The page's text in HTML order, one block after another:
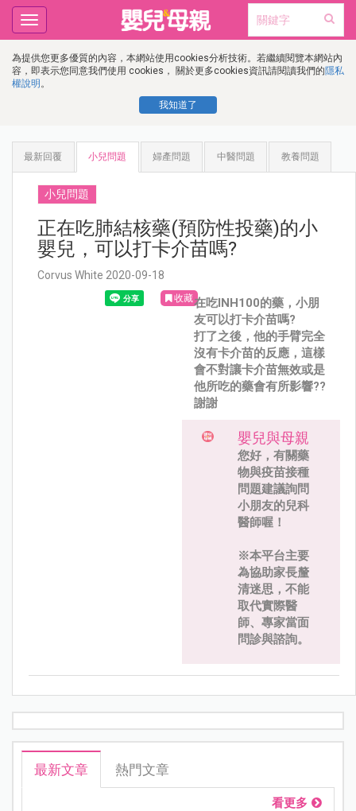
為提供您更多優質的內容，本網站使用cookies分析技術。若繼續閱覽本網站內
容，即表示您同意我們使用 cookies， 關於更多cookies資訊請閱讀我們的隱私
權說明 。
我知道了
Toggle
navigation
最新回覆 小兒問題 婦產問題 中醫問題 教養問題
小兒問題
正在吃肺結核藥(預防性投藥)的小
嬰兒，可以打卡介苗嗎?
Corvus White 2020-09-18
收藏在吃INH100的藥，小朋
友可以打卡介苗嗎?
打了之後，他的手臂完全
沒有卡介苗的反應，這樣
會不對讓卡介苗無效或是
他所吃的藥會有所影響??
謝謝
嬰兒與母親
您好，有關藥
物與疫苗接種
問題建議詢問
小朋友的兒科
醫師喔！
※本平台主要
為協助家長釐
清迷思，不能
取代實際醫
師、專家當面
問診與諮詢。
最新文章 熱門文章
看更多